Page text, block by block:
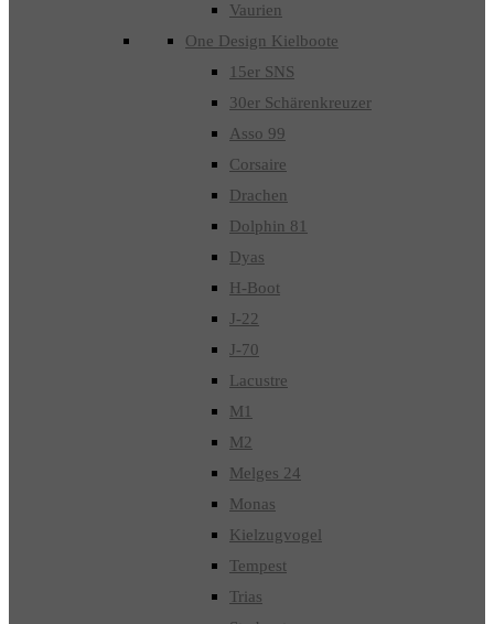
Vaurien
One Design Kielboote
15er SNS
30er Schärenkreuzer
Asso 99
Corsaire
Drachen
Dolphin 81
Dyas
H-Boot
J-22
J-70
Lacustre
M1
M2
Melges 24
Monas
Kielzugvogel
Tempest
Trias